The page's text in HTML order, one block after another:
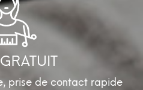
prise de contact rapide